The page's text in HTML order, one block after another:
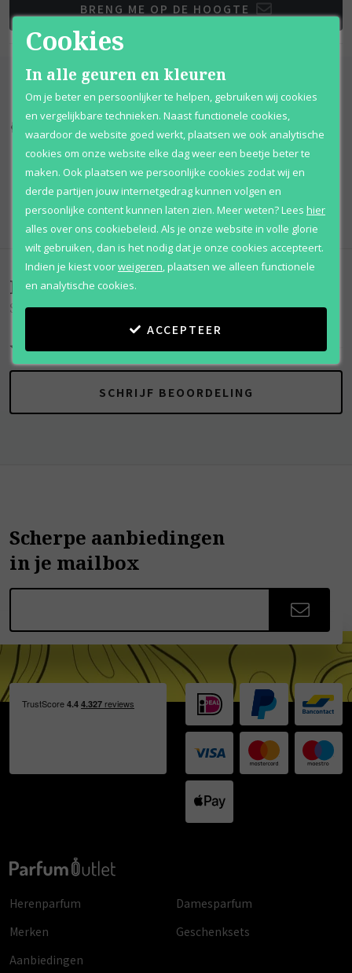
BRENG ME OP DE HOOGTE
Qshops Keurmerk
Beoordelingen
Summer Splash
SCHRIJF BEOORDELING
Scherpe aanbiedingen
in je mailbox
Herenparfum
Damesparfum
Merken
Geschenksets
Aanbiedingen
Cookies
In alle geuren en kleuren
Om je beter en persoonlijker te helpen, gebruiken wij cookies
en vergelijkbare technieken. Naast functionele cookies,
waardoor de website goed werkt, plaatsen we ook analytische
cookies om onze website elke dag weer een beetje beter te
maken. Ook plaatsen we persoonlijke cookies zodat wij en
derde partijen jouw internetgedrag kunnen volgen en
persoonlijke content kunnen laten zien. Meer weten?Lees hier
alles over ons cookiebeleid. Als je onze website in volle glorie
wilt gebruiken, dan is het nodig dat je onze cookies accepteert.
Indien je kiest voorweigeren,plaatsen we alleen functionele
en analytische cookies.
ACCEPTEER